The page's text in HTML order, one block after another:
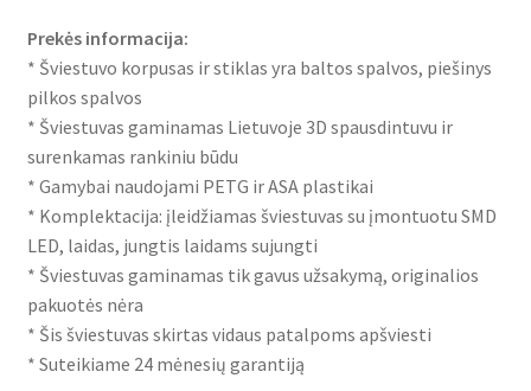
Prekės informacija:
* Šviestuvo korpusas ir stiklas yra baltos spalvos, piešinys
pilkos spalvos
* Šviestuvas gaminamas Lietuvoje 3D spausdintuvu ir
surenkamas rankiniu būdu
* Gamybai naudojami PETG ir ASA plastikai
* Komplektacija: įleidžiamas šviestuvas su įmontuotu SMD
LED, laidas, jungtis laidams sujungti
* Šviestuvas gaminamas tik gavus užsakymą, originalios
pakuotės nėra
* Šis šviestuvas skirtas vidaus patalpoms apšviesti
* Suteikiame 24 mėnesių garantiją